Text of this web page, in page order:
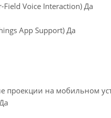
Voice Interaction) Да
App Support) Да
проекции на мобильном